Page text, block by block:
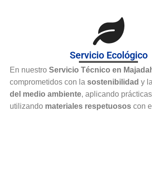
Servicio Ecológico
En nuestro Servicio Técnico en
comprometidos con la sostenibilidad y la
del medio ambiente, aplicando prácticas
utilizando materiales respetuosos con